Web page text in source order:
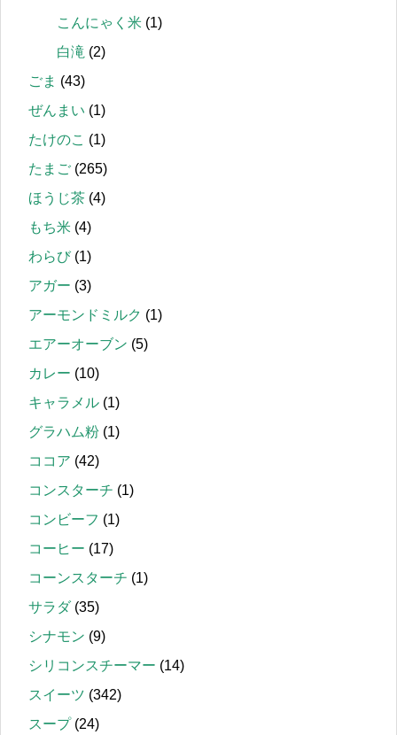
こんにゃく米 (1)
白滝 (2)
ごま (43)
ぜんまい (1)
たけのこ (1)
たまご (265)
ほうじ茶 (4)
もち米 (4)
わらび(1)
アガー (3)
アーモンドミルク (1)
エアーオーブン (5)
カレー (10)
キャラメル (1)
グラハム粉 (1)
ココア (42)
コンスターチ (1)
コンビーフ (1)
コーヒー (17)
コーンスターチ (1)
サラダ(35)
シナモン (9)
シリコンスチーマー (14)
スイーツ (342)
スープ(24)